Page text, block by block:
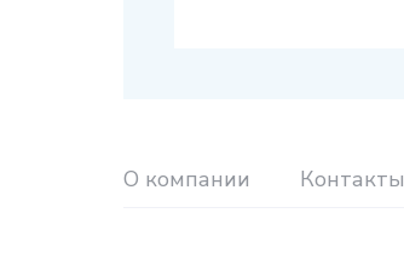
О компании Контакты